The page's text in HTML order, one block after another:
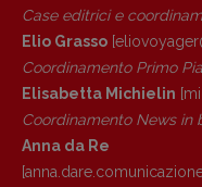
Valentina Marcoli
ARCHIVIO E AUTORI
Case editrici e
Elio Grasso
Coordinamento Primo
Elisabetta Michielin
Coordinamento News in
Anna da Re